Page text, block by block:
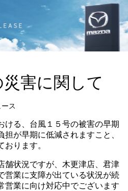
害に関して
ス
ける、台風１５号の被害の早期
が早期に低減されますこと、
ります。
舗状況ですが、木更津店、君津
営業に支障が出ている状況が続
営業に向け対応中でございます